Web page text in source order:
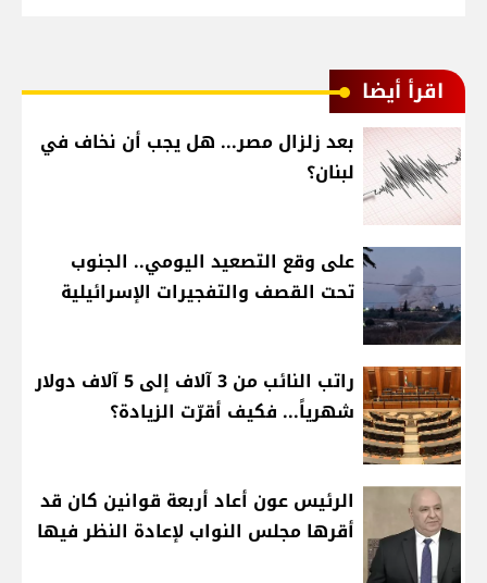
اقرأ أيضا
بعد زلزال مصر... هل يجب أن نخاف في
لبنان؟
على وقع التصعيد اليومي.. الجنوب
تحت القصف والتفجيرات الإسرائيلية
راتب النائب من 3 آلاف إلى 5 آلاف دولار
شهرياً... فكيف أقرّت الزيادة؟
الرئيس عون أعاد أربعة قوانين كان قد
أقرها مجلس النواب لإعادة النظر فيها